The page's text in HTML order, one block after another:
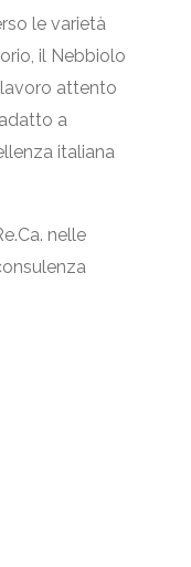
le varietà
il Nebbiolo
lavoro attento
a
italiana
nelle